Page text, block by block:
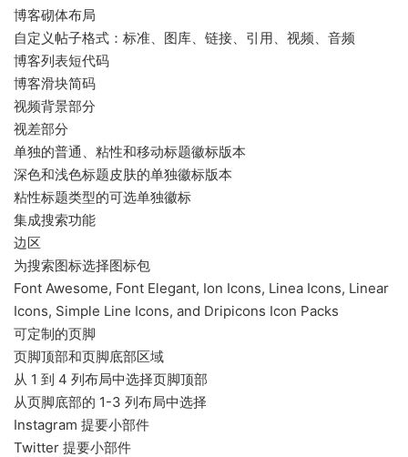
博客砌体布局
自定义帖子格式：标准、图库、链接、引用、视频、音频
博客列表短代码
博客滑块简码
视频背景部分
视差部分
单独的普通、粘性和移动标题徽标版本
深色和浅色标题皮肤的单独徽标版本
粘性标题类型的可选单独徽标
集成搜索功能
边区
为搜索图标选择图标包
Font Awesome, Font Elegant, Ion Icons, Linea Icons, Linear
Icons, Simple Line Icons, and Dripicons Icon Packs
可定制的页脚
页脚顶部和页脚底部区域
从 1 到 4 列布局中选择页脚顶部
从页脚底部的 1-3 列布局中选择
Instagram 提要小部件
Twitter 提要小部件